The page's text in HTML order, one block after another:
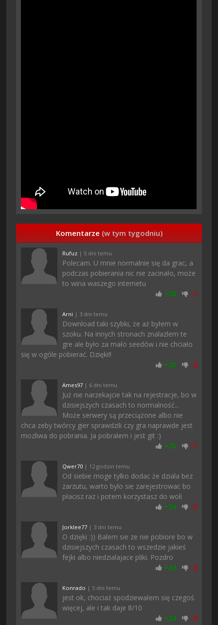
Komentarze (w tym tygodniu)
Rufuz | 5 dni temu
Polecam. U mnie normalnie się da grac, a
podczas pobierania nic nie zacinało, może
to wina waszego internetu
+28 -1
Arni | 3 dni temu
Download taki szybki, że aż byłem w
szoku. Na innych stronach znalazlem te
gre ale było za mało seedów i nie chciało
się w ogóle pobierać. Dzięki!!
+25 -2
Ames97 | 6 dni temu
Już nie narzekajcie tak na rejestracje, bo w
dzisiejszych czasach to normalność...
Może serwery są przeciążone albo nie
chca zeby twórcy gier sprawdzili czy gra naprawde jest
mozliwa do pobrania. Ja pobralem i jest git :)
+25 -1
Qwer70 | 12 godzin temu
Od siebie moge tylko dodac że dziala bez
zarzutu, warto bylo sie zarejestrowac bo
płacisz raz i potem korzystasz do woli
+24 -2
Jorklee77 | 3 dni temu
O dzięki :)) Balem sie ze nie pobiore bo w
dzisiejszych czasach to wszedzie jakieś
fejki albo niedzialajace pliki. Pozdro
+24 -2
Konrado | 5 dni temu
jest ok, chociaż spodziewałem się czegoś
więcej, ale i tak daje 8/10
+24 -2